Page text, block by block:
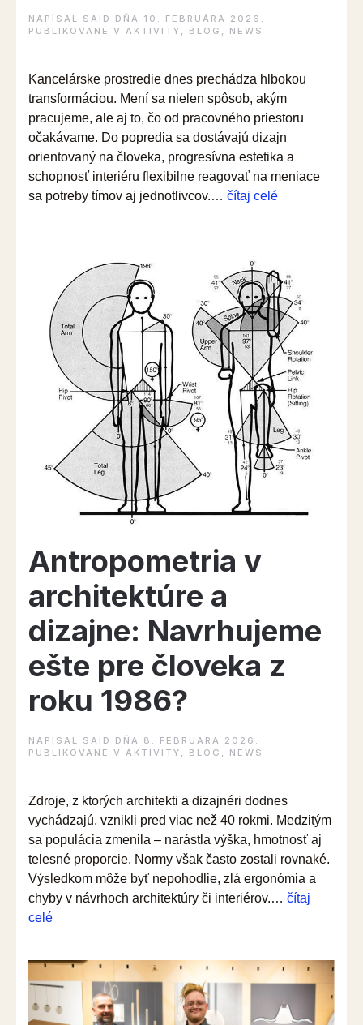
NAPÍSAL SAID DŇA 10. FEBRUÁRA 2026 .
PUBLIKOVANÉ V AKTIVITY , BLOG , NEWS
Kancelárske prostredie dnes prechádza hlbokou
transformáciou. Mení sa nielen spôsob, akým
pracujeme, ale aj to, čo od pracovného priestoru
očakávame. Do popredia sa dostávajú dizajn
orientovaný na človeka, progresívna estetika a
schopnosť interiéru flexibilne reagovať na meniace
sa potreby tímov aj jednotlivcov.… čítaj celé“Kancelária
vlastný
moodboard
v
showroome
Nowy
Styl”
Antropometria v
architektúre a
dizajne: Navrhujeme
ešte pre človeka z
roku 1986?
NAPÍSAL SAID DŇA 8. FEBRUÁRA 2026
PUBLIKOVANÉ V AKTIVITY BLOG NEWS
Zdroje, z ktorých architekti a dizajnéri dodnes
vychádzajú, vznikli pred viac než 40 rokmi. Medzitým
sa populácia zmenila – narástla výška, hmotnosť aj
telesné proporcie. Normy však často zostali rovnaké.
Výsledkom môže byť nepohodlie, zlá ergonómia a
chyby v návrhoch architektúry či interiérov.… čítaj
celé“Antropometria
dizajne:
Navrhujeme